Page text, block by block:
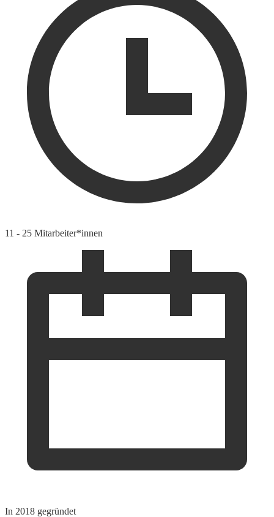
11 - 25 Mitarbeiter*innen
In 2018 gegründet